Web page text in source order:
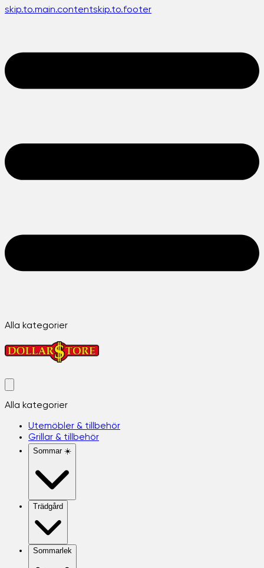
skip.to.main.contentskip.to.footer
Alla kategorier
Alla kategorier
Utemöbler & tillbehör
Grillar & tillbehör
Sommar ☀️
Trädgård
Sommarlek